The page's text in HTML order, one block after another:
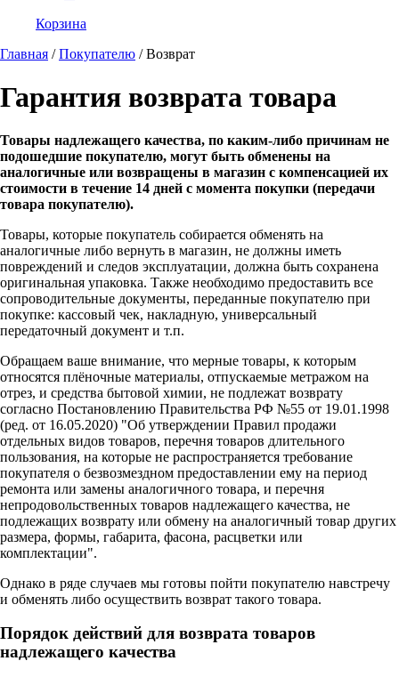
Корзина
Главная /Покупателю /Возврат
Гарантия возврата товара
Товары надлежащего качества, по каким-либо причинам не
подошедшие покупателю, могут быть обменены на
аналогичные или возвращены в магазин с компенсацией их
стоимости в течение 14 дней с момента покупки (передачи
товара покупателю).
Товары, которые покупатель собирается обменять на
аналогичные либо вернуть в магазин, не должны иметь
повреждений и следов эксплуатации, должна быть сохранена
оригинальная упаковка. Также необходимо предоставить все
сопроводительные документы, переданные покупателю при
покупке: кассовый чек, накладную, универсальный
передаточный документ и т.п.
Обращаем ваше внимание, что мерные товары, к которым
относятся плёночные материалы, отпускаемые метражом на
отрез, и средства бытовой химии, не подлежат возврату
согласно Постановлению Правительства РФ №55 от 19.01.1998
(ред. от 16.05.2020) "Об утверждении Правил продажи
отдельных видов товаров, перечня товаров длительного
пользования, на которые не распространяется требование
покупателя о безвозмездном предоставлении ему на период
ремонта или замены аналогичного товара, и перечня
непродовольственных товаров надлежащего качества, не
подлежащих возврату или обмену на аналогичный товар других
размера, формы, габарита, фасона, расцветки или
комплектации".
Однако в ряде случаев мы готовы пойти покупателю навстречу
и обменять либо осуществить возврат такого товара.
Порядок действий для возврата товаров
надлежащего качества